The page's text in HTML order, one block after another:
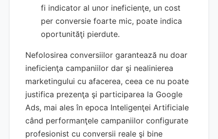
fi indicator al unor ineficienţe, un cost
per conversie foarte mic, poate indica
oportunităţi pierdute.
Nefolosirea conversiilor garantează nu doar
ineficienţa campaniilor dar şi nealinierea
marketingului cu afacerea, ceea ce nu poate
justifica prezenţa şi participarea la Google
Ads, mai ales în epoca Inteligenţei Artificiale
când performanţele campaniilor configurate
profesionist cu conversii reale şi bine